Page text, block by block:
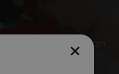
avec l’application
5 % à